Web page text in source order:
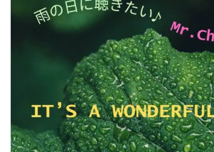
格安SIM
資格勉強
キャリア